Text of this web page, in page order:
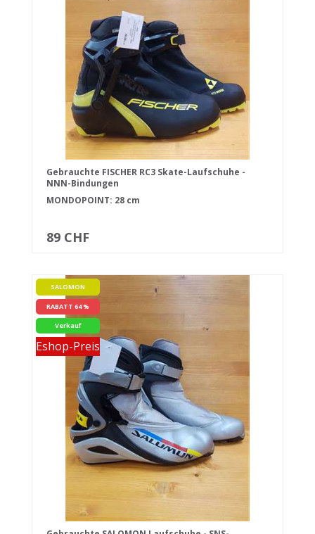
Gebrauchte FISCHER RC3 Skate-Laufschuhe -
NNN-Bindungen
MONDOPOINT: 28 cm
89 CHF
SALOMON
RABATT 64 %
Verkauf
Eshop-Preis